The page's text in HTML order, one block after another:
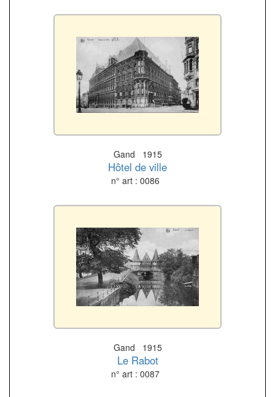
Gand 1915
Hôtel de ville
n° art : 0086
Gand 1915
Le Rabot
n° art : 0087